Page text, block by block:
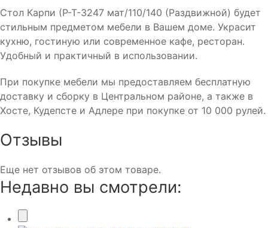
Стол Карпи (Р-Т-3247 мат/110/140 (Раздвижной) будет
стильным предметом мебели в Вашем доме. Украсит
кухню, гостиную или современное кафе, ресторан.
Удобный и практичный в использовании.
При покупке мебели мы предоставляем бесплатную
доставку и сборку в Центральном районе, а также в
Хосте, Кудепсте и Адлере при покупке от 10 000 рулей.
Отзывы
Еще нет отзывов об этом товаре.
Недавно вы смотрели: